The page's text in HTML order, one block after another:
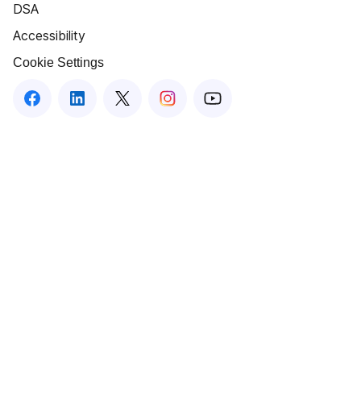
DSA
Accessibility
Cookie Settings